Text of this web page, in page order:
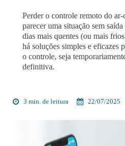
Perder o controle remoto do
parecer uma situação sem
dias mais quentes (ou mais
há soluções simples e eficazes
o controle, seja
definitiva.
3 min. de leitura 22/07/2025